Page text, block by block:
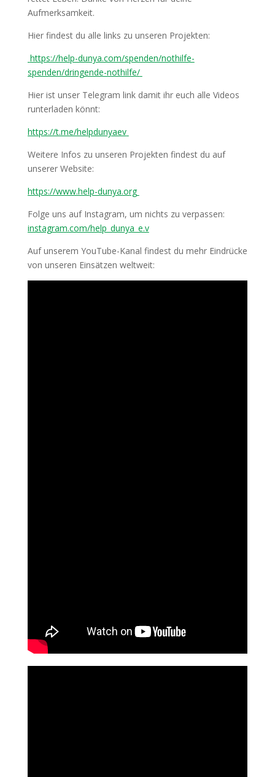
Aufmerksamkeit.
Hier findest du alle links zu unseren Projekten:
https://help-dunya.com/spenden/nothilfe-
spenden/dringende-nothilfe/
Hier ist unser Telegram link damit ihr euch alle Videos
runterladen könnt:
https://t.me/helpdunyaev
Weitere Infos zu unseren Projekten findest du auf
unserer Website:
https://www.help-dunya.org
Folge uns auf Instagram, um nichts zu verpassen:
instagram.com/help_dunya_e.v
Auf unserem YouTube-Kanal findest du mehr Eindrücke
von unseren Einsätzen weltweit: